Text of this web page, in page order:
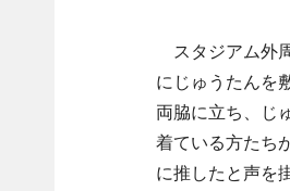
スタジアム外
にじゅうたんを
両脇に立ち、じ
着ている方たち
に推したと声を